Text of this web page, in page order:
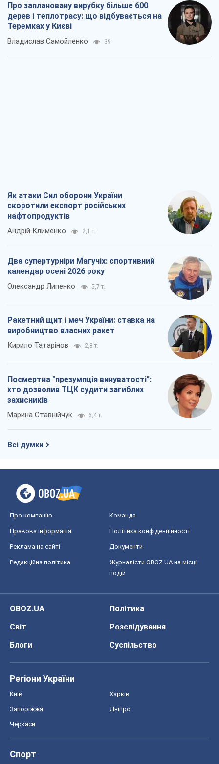
Про заплановану вирубку більше 600
дерев і теплотрасу: що відбувається на
Теремках у Києві
Владислав Самойленко 39
Як атаки Сил оборони України
скоротили експорт російських
нафтопродуктів
Андрій Клименко 2,1 т.
Два супертурніри Магучіх: спортивний
календар осені 2026 року
Олександр Липенко 5,7 т.
Ракетний щит і меч України: ставка на
виробництво власних ракет
Кирило Татарінов 2,8 т.
Посмертна "презумпція винуватості":
хто дозволив ТЦК судити загиблих
захисників
Марина Ставнійчук 6,4 т.
Всі думки
Про компанію Команда
Правова інформація Політика конфіденційності
Реклама на сайті Документи
Редакційна політика
Журналісти OBOZ.UA на місці
подій
OBOZ.UA
Політика
Світ
Розслідування
Блоги
Суспільство
Регіони України
Київ Харків
Запоріжжя Дніпро
Черкаси
Спорт